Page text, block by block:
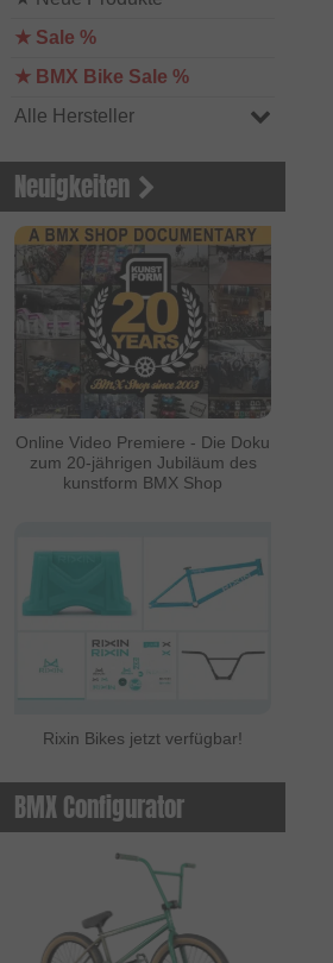
★ Sale %
★ BMX Bike Sale %
Alle Hersteller
Neuigkeiten
Online Video Premiere - Die Doku
zum 20-jährigen Jubiläum des
kunstform BMX Shop
Rixin Bikes jetzt verfügbar!
BMX Configurator